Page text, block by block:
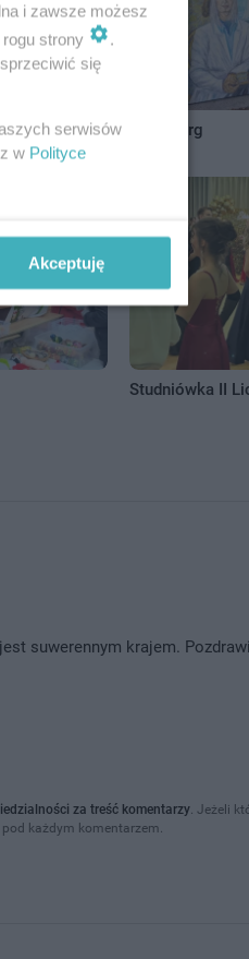
Pchli Targ
Studniówka II
suwerennym krajem.
za treść komentarzy. Jeżeli
każdym komentarzem.
i zawsze możesz
strony
.
się
serwisów
w Polityce
Akceptuję